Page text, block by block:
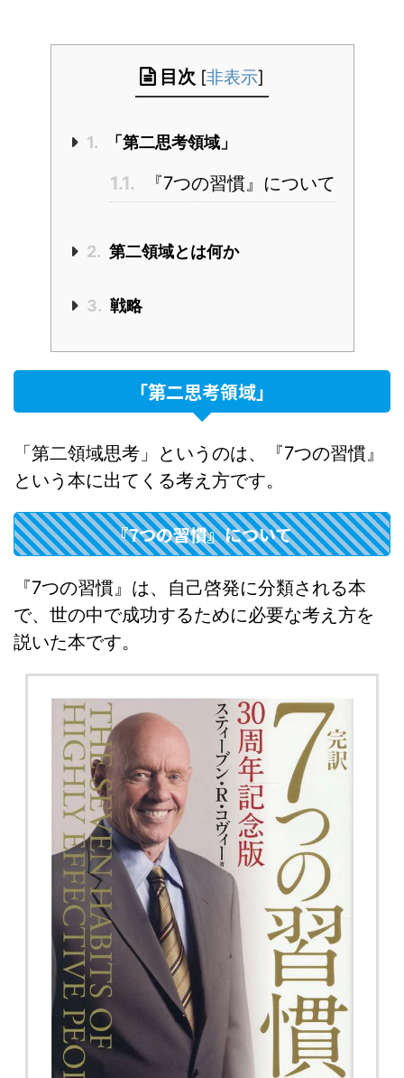
目次 [非表示]
1. 「第二思考領域」
1.1. 『7つの習慣』について
2. 第二領域とは何か
3. 戦略
「第二思考領域」
「第二領域思考」というのは、『7つの習慣』
という本に出てくる考え方です。
『7つの習慣』について
『7つの習慣』は、自己啓発に分類される本
で、世の中で成功するために必要な考え方を
説いた本です。